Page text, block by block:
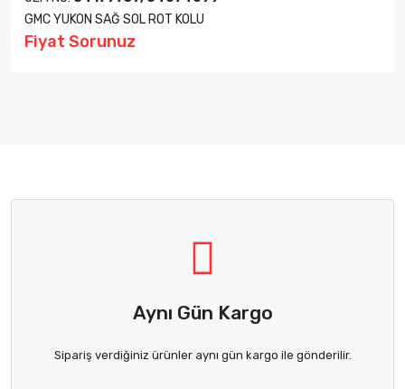
GMC YUKON SAĞ SOL ROT KOLU
Fiyat Sorunuz
Aynı Gün Kargo
Sipariş verdiğiniz ürünler aynı gün kargo ile gönderilir.